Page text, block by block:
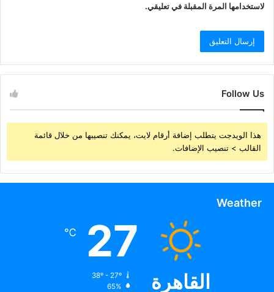
لاستخدامها المرة المقبلة في تعليقي.
Follow Us
هذا الويدجت يتطلب إضافة أرقام لايت، يمكنك تنصيبها من خلال قائمة
القالب > تنصيب الإضافات.
Weather
القاهرة
27
℃
38º - 27º
65%